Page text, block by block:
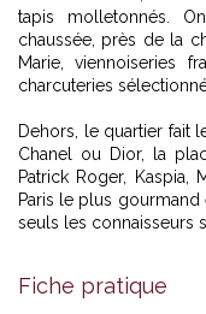
tapis molletonnés.
chaussée, près de la
Marie, viennoiseries
charcuteries
Dehors, le quartier fait
Chanel ou Dior, la
Patrick Roger,
Paris le plus
seuls les connaisseurs
Fiche pratique